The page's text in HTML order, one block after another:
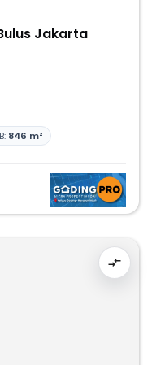
Jakarta
846 m²